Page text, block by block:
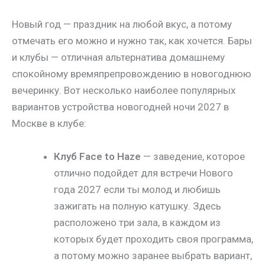
Новый год — праздник на любой вкус, а потому
отмечать его можно и нужно так, как хочется. Бары
и клубы — отличная альтернатива домашнему
спокойному времяпрепровождению в новогоднюю
вечеринку. Вот несколько наиболее популярных
вариантов устройства новогодней ночи 2027 в
Москве в клубе:
Клуб Face to Haze — заведение, которое
отлично подойдет для встречи Нового
года 2027 если ты молод и любишь
зажигать на полную катушку. Здесь
расположено три зала, в каждом из
которых будет проходить своя программа,
а потому можно заранее выбрать вариант,